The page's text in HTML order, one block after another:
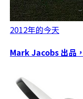
2012年的今天
Mark Jacobs 出品